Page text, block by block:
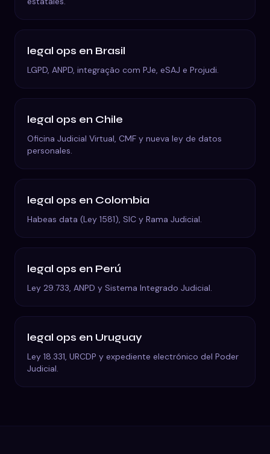
legal ops en Brasil
LGPD, ANPD, integração com PJe, eSAJ e Projudi.
legal ops en Chile
Oficina Judicial Virtual, CMF y nueva ley de datos
personales.
legal ops en Colombia
Habeas data (Ley 1581), SIC y Rama Judicial.
legal ops en Perú
Ley 29.733, ANPD y Sistema Integrado Judicial.
legal ops en Uruguay
Ley 18.331, URCDP y expediente electrónico del Poder
Judicial.